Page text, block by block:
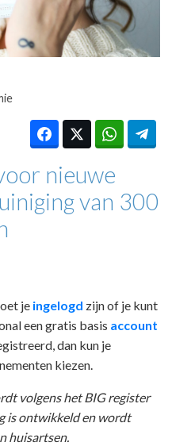
nieuwe
van 300
je ingelogd zijn of je kunt
een gratis basis account
dan kun je
kiezen.
volgens het BIG register
is ontwikkeld en wordt
huisartsen.